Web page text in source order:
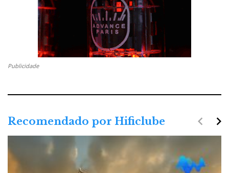
Publicidade
Recomendado por Hificlube navigate_next
navigate_before